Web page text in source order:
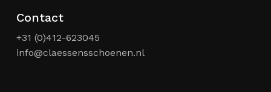
Contact
+31 (0)412-623045
info@claessensschoenen.nl